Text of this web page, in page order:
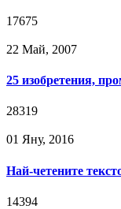
17675
22 Май, 2007
25 изобретения,
28319
01 Яну, 2016
Най-четените
14394